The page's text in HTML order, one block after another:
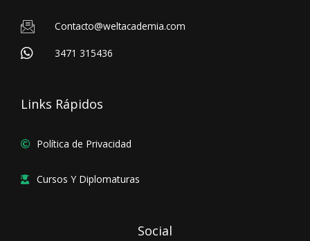
Contacto@weltacademia.com
3471 315436
Links Rápidos
Política de Privacidad
Cursos Y Diplomaturas
Social